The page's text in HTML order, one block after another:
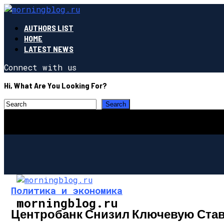
AUTHORS LIST
HOME
LATEST NEWS
Connect with us
Hi, What Are You Looking For?
morningblog.ru
Политика и экономика
Центробанк Снизил Ключевую